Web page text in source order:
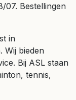
07. Bestellingen
in
Wij bieden
Bij ASL staan
tennis,